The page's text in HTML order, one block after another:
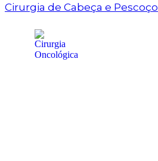
Cirurgia de Cabeça e Pescoço